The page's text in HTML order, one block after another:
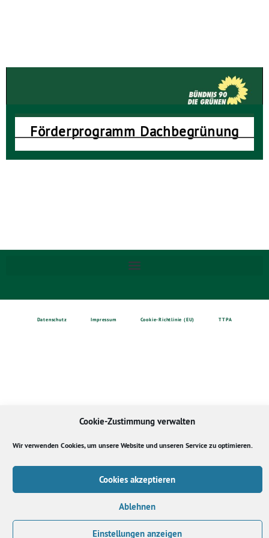
Cookie-Zustimmung verwalten
Wir verwenden Cookies, um unsere Website und unseren Service zu optimieren.
Cookies akzeptieren
Ablehnen
Einstellungen anzeigen
Förderprogramm Dachbegrünung
Datenschutz Impressum Cookie-Richtlinie (EU) TTPA